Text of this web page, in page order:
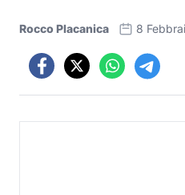
Rocco Placanica 8